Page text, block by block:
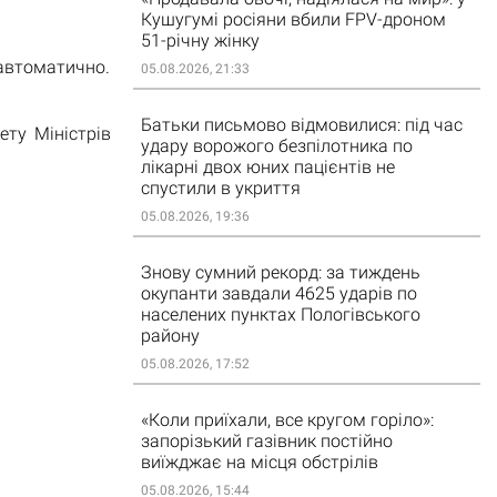
Міністрів
Кушугумі росіяни вбили FPV-дроном
51-річну жінку
05.08.2026, 21:33
Батьки письмово відмовилися: під час
удару ворожого безпілотника по
лікарні двох юних пацієнтів не
спустили в укриття
05.08.2026, 19:36
Знову сумний рекорд: за тиждень
окупанти завдали 4625 ударів по
населених пунктах Пологівського
району
05.08.2026, 17:52
«Коли приїхали, все кругом горіло»:
запорізький газівник постійно
виїжджає на місця обстрілів
05.08.2026, 15:44